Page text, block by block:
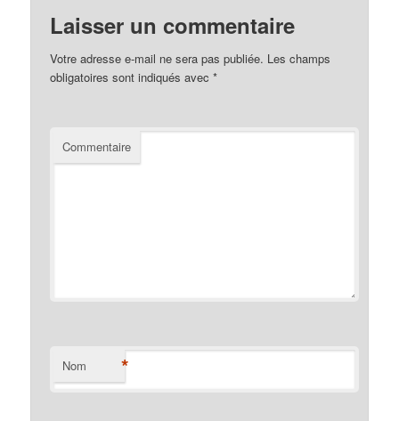
Laisser un commentaire
Votre adresse e-mail ne sera pas publiée. Les champs
obligatoires sont indiqués avec*
Commentaire
Nom *